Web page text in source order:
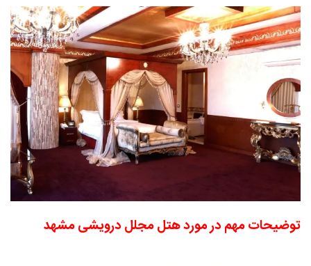
توضیحات مهم در مورد هتل مجلل درویشی مشهد